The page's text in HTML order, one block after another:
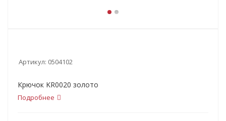
Артикул: 0504102
Крючок KR0020 золото
Подробнее